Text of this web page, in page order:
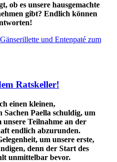
ob es unsere hausgemachte
gibt? Endlich können
und Entenpaté zum
Ratskeller!
einen kleinen,
Paella schuldig, um
Teilnahme an der
endlich abzurunden.
um unsere erste,
denn der Start des
unmittelbar bevor.